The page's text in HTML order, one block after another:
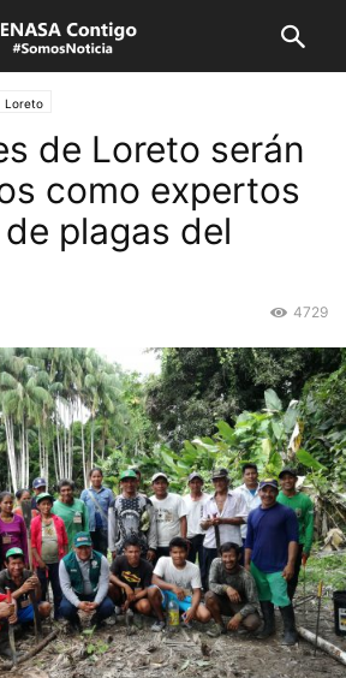
Loreto
de Loreto serán
como expertos
plagas del
4729